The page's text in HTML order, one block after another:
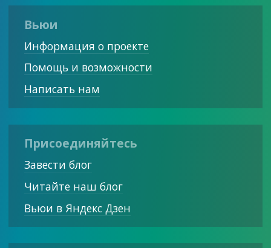
Вьюи
Информация о проекте
Помощь и возможности
Написать нам
Присоединяйтесь
Завести блог
Читайте наш блог
Вьюи в Яндекс Дзен